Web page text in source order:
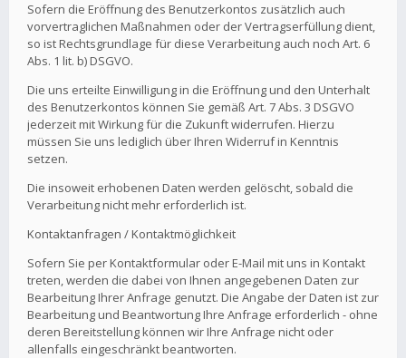
Sofern die Eröffnung des Benutzerkontos zusätzlich auch
vorvertraglichen Maßnahmen oder der Vertragserfüllung dient,
so ist Rechtsgrundlage für diese Verarbeitung auch noch Art. 6
Abs. 1 lit. b) DSGVO.
Die uns erteilte Einwilligung in die Eröffnung und den Unterhalt
des Benutzerkontos können Sie gemäß Art. 7 Abs. 3 DSGVO
jederzeit mit Wirkung für die Zukunft widerrufen. Hierzu
müssen Sie uns lediglich über Ihren Widerruf in Kenntnis
setzen.
Die insoweit erhobenen Daten werden gelöscht, sobald die
Verarbeitung nicht mehr erforderlich ist.
Kontaktanfragen / Kontaktmöglichkeit
Sofern Sie per Kontaktformular oder E-Mail mit uns in Kontakt
treten, werden die dabei von Ihnen angegebenen Daten zur
Bearbeitung Ihrer Anfrage genutzt. Die Angabe der Daten ist zur
Bearbeitung und Beantwortung Ihre Anfrage erforderlich - ohne
deren Bereitstellung können wir Ihre Anfrage nicht oder
allenfalls eingeschränkt beantworten.